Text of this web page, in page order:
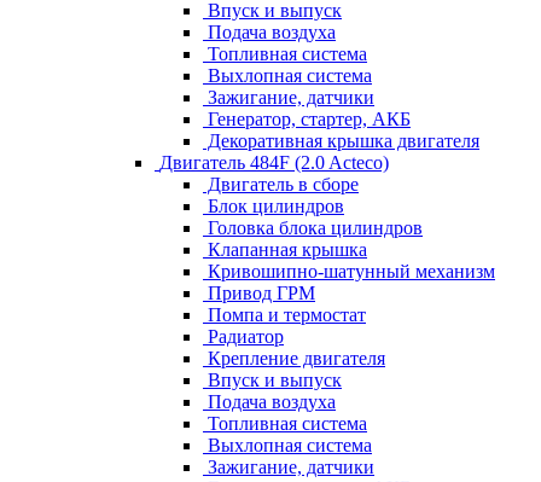
Впуск и выпуск
Подача воздуха
Топливная система
Выхлопная система
Зажигание, датчики
Генератор, стартер, АКБ
Декоративная крышка двигателя
Двигатель 484F (2.0 Acteco)
Двигатель в сборе
Блок цилиндров
Головка блока цилиндров
Клапанная крышка
Кривошипно-шатунный механизм
Привод ГРМ
Помпа и термостат
Радиатор
Крепление двигателя
Впуск и выпуск
Подача воздуха
Топливная система
Выхлопная система
Зажигание, датчики